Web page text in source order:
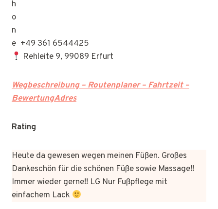
+49 361 6544425
Rehleite 9, 99089 Erfurt
Wegbeschreibung – Routenplaner – Fahrtzeit –
BewertungAdres
Rating
Heute da gewesen wegen meinen Füßen. Großes
Dankeschön für die schönen Füße sowie Massage!!
Immer wieder gerne!! LG Nur Fußpflege mit
einfachem Lack